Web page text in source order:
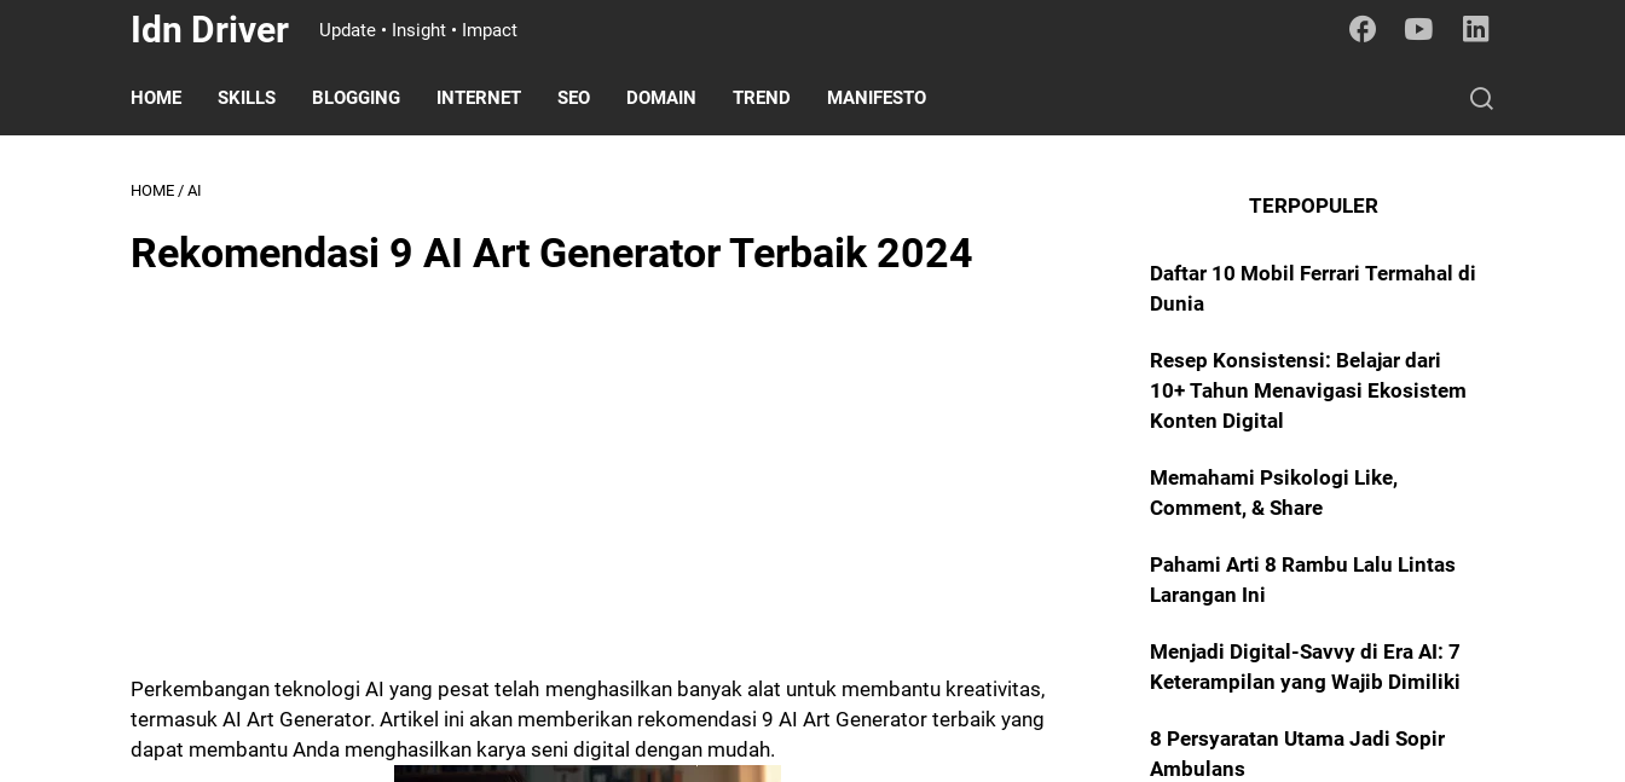
Idn Driver Update • Insight • Impact
HOME SKILLS BLOGGING INTERNET SEO DOMAIN TREND MANIFESTO
HOME / AI
Rekomendasi 9 AI Art Generator Terbaik 2024
Perkembangan teknologi AI yang pesat telah menghasilkan banyak alat untuk membantu kreativitas,
termasuk AI Art Generator. Artikel ini akan memberikan rekomendasi 9 AI Art Generator terbaik yang
dapat membantu Anda menghasilkan karya seni digital dengan mudah.
TERPOPULER
Daftar 10 Mobil Ferrari Termahal di
Dunia
Resep Konsistensi: Belajar dari
10+ Tahun Menavigasi Ekosistem
Konten Digital
Memahami Psikologi Like,
Comment, & Share
Pahami Arti 8 Rambu Lalu Lintas
Larangan Ini
Menjadi Digital-Savvy di Era AI: 7
Keterampilan yang Wajib Dimiliki
8 Persyaratan Utama Jadi Sopir
Ambulans